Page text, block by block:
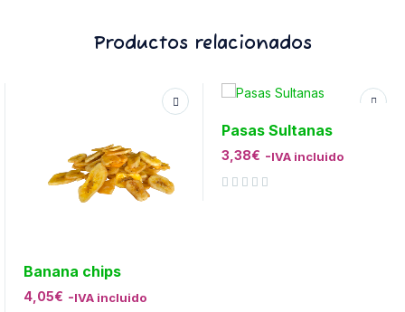
Productos relacionados
Banana chips
4,05€ -IVA incluido
Pasas Sultanas
3,38€ -IVA incluido